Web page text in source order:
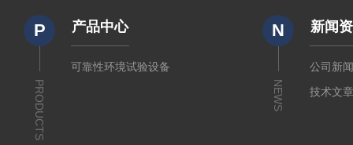
P
PRODUCTS
产品中心
可靠性环境试验设备
N
NEWS
新闻
公司新
技术文